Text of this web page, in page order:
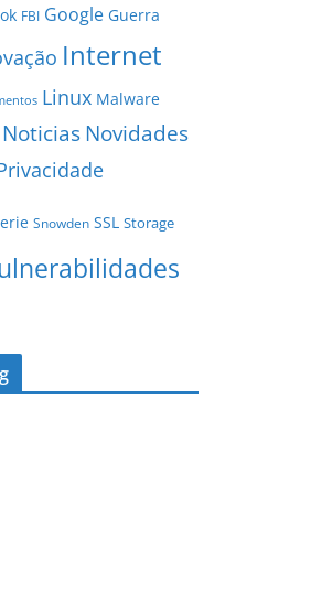
FBI Google Guerra
Internet
Linux Malware
NoticiasNovidades
Snowden SSL Storage